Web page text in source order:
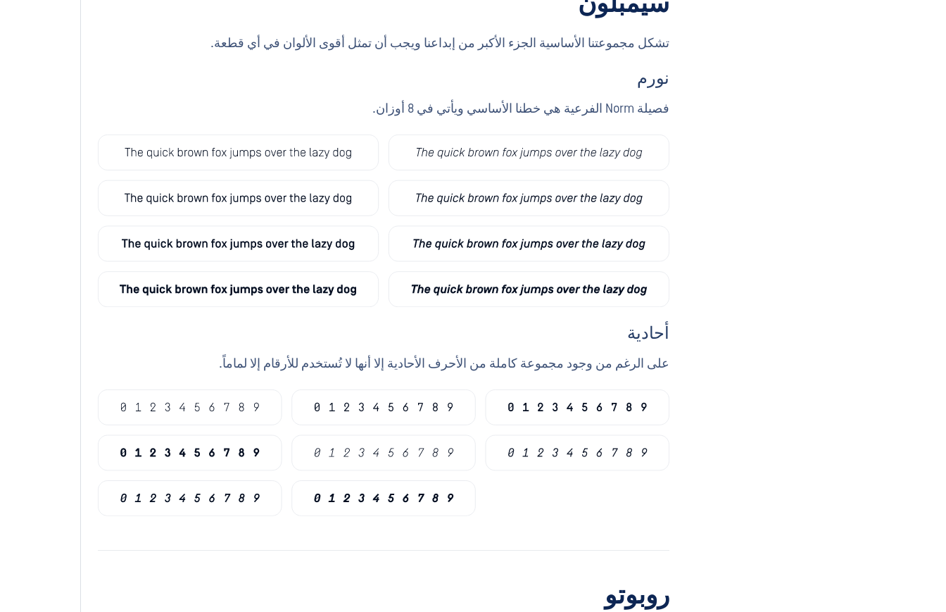
تشكل مجموعتنا الأساسية الجزء الأكبر من إبداعنا ويجب أن تمثل أقوى الألوان في أي قطعة.
نورم
فصيلة Norm الفرعية هي خطنا الأساسي ويأتي في 8 أوزان.
أحادية
على الرغم من وجود مجموعة كاملة من الأحرف الأحادية إلا أنها لا تُستخدم للأرقام إلا لماماً.
روبوتو